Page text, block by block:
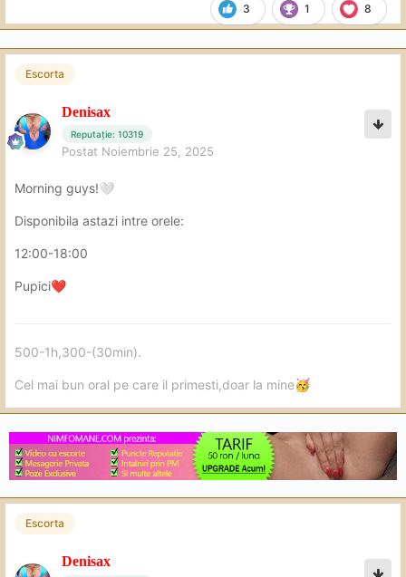
3 1 8
Escorta
Denisax
Reputație: 10319
Postat Noiembrie 25, 2025
Morning guys!🤍
Disponibila astazi intre orele:
12:00-18:00
Pupici❤️
500-1h,300-(30min).
Cel mai bun oral pe care il primesti,doar la mine🥳
Escorta
Denisax